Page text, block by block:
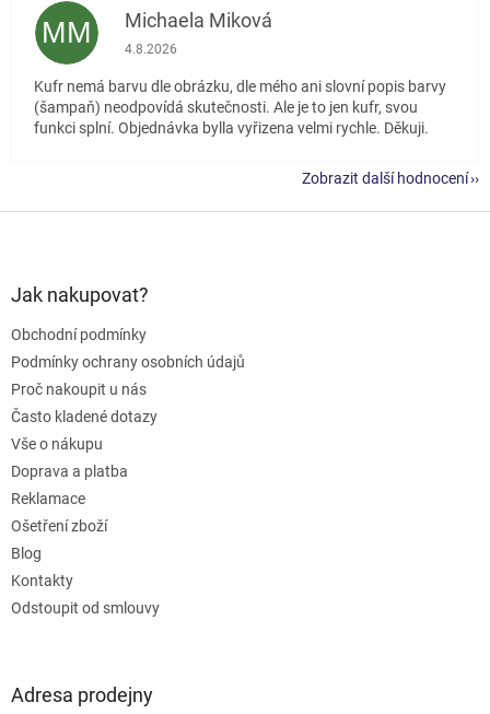
MM Michaela Miková
Hodnocení obchodu je 5 z 5 hvězdiček.
4.8.2026
Kufr nemá barvu dle obrázku, dle mého ani slovní popis barvy
(šampaň) neodpovídá skutečnosti. Ale je to jen kufr, svou
funkci splní. Objednávka bylla vyřizena velmi rychle. Děkuji.
Zobrazit další hodnocení
Jak nakupovat?
Obchodní podmínky
Podmínky ochrany osobních údajů
Proč nakoupit u nás
Často kladené dotazy
Vše o nákupu
Doprava a platba
Reklamace
Ošetření zboží
Blog
Kontakty
Odstoupit od smlouvy
Adresa prodejny